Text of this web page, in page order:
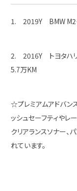
1. 2019Y BMW M2
2. 2016Y トヨタハ
5.7万KM
☆プレミアムアドバ
ッシュセーフティやレ
クリアランスソナー、
れています。